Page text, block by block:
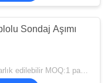
Sondaj Aşımı
pazarlık edilebilir MOQ:1 parça